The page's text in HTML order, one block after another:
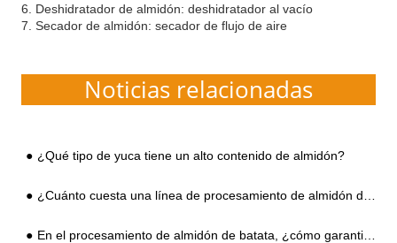
6. Deshidratador de almidón: deshidratador al vacío
7. Secador de almidón: secador de flujo de aire
Noticias relacionadas
¿Qué tipo de yuca tiene un alto contenido de almidón?
¿Cuánto cuesta una línea de procesamiento de almidón de yuca?
En el procesamiento de almidón de batata, ¿cómo garantizar que el equipo funcione sin problemas?